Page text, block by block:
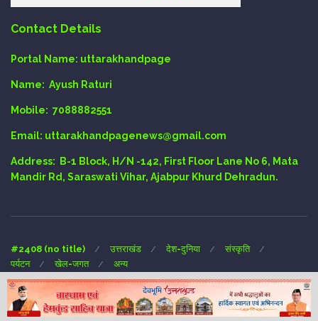
Contact Details
Portal Name: uttarakhandpage
Name: Ayush Raturi
Mobile: 7088882551
Email: uttarakhandpagenews@gmail.com
Address:
B-1 Block, H/N -142, First Floor Lane No 6, Mata
Mandir Rd, Saraswati Vihar, Ajabpur Khurd Dehradun.
#2408 (no title) उत्तराखंड देश-दुनिया
संस्कृति
पर्यटन
खेल-जगत अन्य
Copyright © 2024 UTTARAKHAND-PAGE